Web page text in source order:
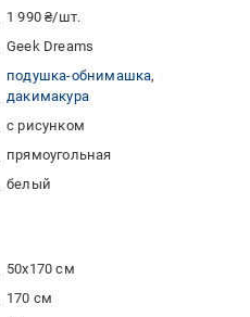
1 990 ₴/шт.
Geek Dreams
подушка-обнимашка
дакимакура
с рисунком
прямоугольная
белый
50x170 см
170 см